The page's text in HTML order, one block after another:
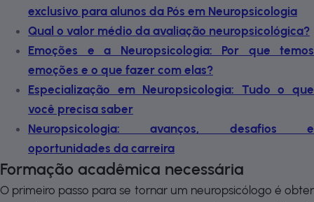
exclusivo para alunos da Pós em Neuropsicologia
Qual o valor médio da avaliação neuropsicológica?
Emoções e a Neuropsicologia: Por que temos
emoções e o que fazer com elas?
Especialização em Neuropsicologia: Tudo o que
você precisa saber
Neuropsicologia: avanços, desafios e
oportunidades da carreira
Formação acadêmica necessária
O primeiro passo para se tornar um neuropsicólogo é obter